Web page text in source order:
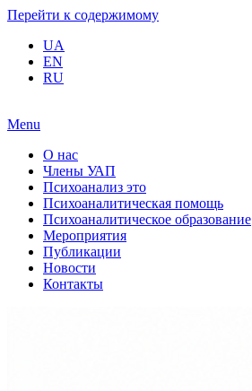
Перейти к содержимому
UA
EN
RU
Menu
О нас
Члены УАП
Психоанализ это
Психоаналитическая помощь
Психоаналитическое образование
Мероприятия
Публикации
Новости
Контакты